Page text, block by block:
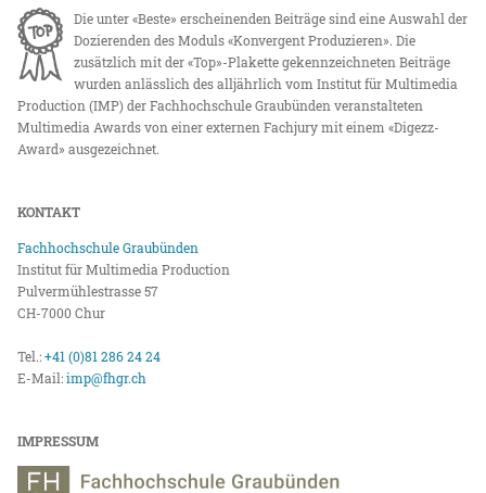
Die unter «Beste» erscheinenden Beiträge sind eine Auswahl der
Dozierenden des Moduls «Konvergent Produzieren». Die
zusätzlich mit der «Top»-Plakette gekennzeichneten Beiträge
wurden anlässlich des alljährlich vom Institut für Multimedia
Production (IMP) der Fachhochschule Graubünden veranstalteten
Multimedia Awards von einer externen Fachjury mit einem «Digezz-
Award» ausgezeichnet.
KONTAKT
Fachhochschule Graubünden
Institut für Multimedia Production
Pulvermühlestrasse 57
CH-7000 Chur
Tel.:+41 (0)81 286 24 24
E-Mail:imp@fhgr.ch
IMPRESSUM